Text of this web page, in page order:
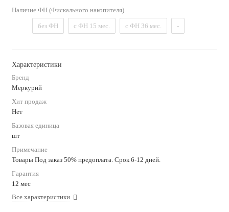
Наличие ФН (Фискального накопителя)
без ФН с ФН 15 мес. с ФН 36 мес. -
Характеристики
Бренд
Меркурий
Хит продаж
Нет
Базовая единица
шт
Примечание
Товары Под заказ 50% предоплата. Срок 6-12 дней.
Гарантия
12 мес
Все характеристики